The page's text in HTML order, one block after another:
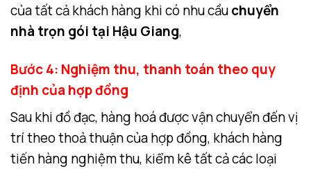
của tất cả khách hàng khi có nhu cầuchuyển
nhà trọn gói tại Hậu Giang,
Bước 4: Nghiệm thu, thanh toán theo quy
định của hợp đồng
Sau khi đồ đạc, hàng hoá được vận chuyển đến vị
trí theo thoả thuận của hợp đồng, khách hàng
tiến hàng nghiệm thu, kiểm kê tất cả các loại